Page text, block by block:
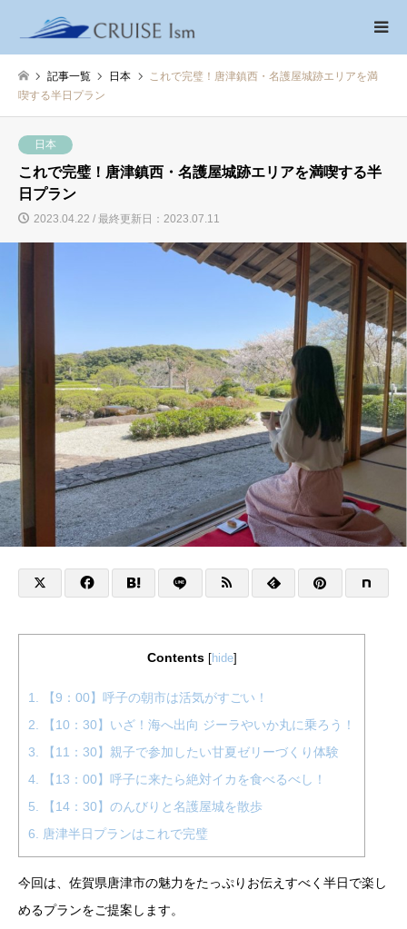
記事一覧 日本
これで完璧！唐津鎮西・名護屋城跡エリアを満
喫する半日プラン
日本
これで完璧！唐津鎮西・名護屋城跡エリアを満喫する半
日プラン
2023.04.22 / 最終更新日：2023.07.11
Contents hide]
1.
【9：00】呼子の朝市は活気がすごい！
2.
【10：30】いざ！海へ出向 ジーラやいか丸に乗ろう！
3.
【11：30】親子で参加したい甘夏ゼリーづくり体験
4.
【13：00】呼子に来たら絶対イカを食べるべし！
5.
【14：30】のんびりと名護屋城を散歩
6.
唐津半日プランはこれで完璧
今回は、佐賀県唐津市の魅力をたっぷりお伝えすべく半日で楽し
めるプランをご提案します。